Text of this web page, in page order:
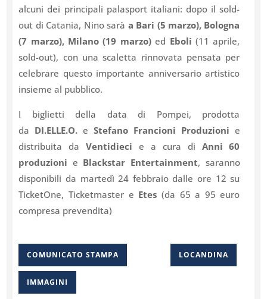
alcuni dei principali palasport italiani: dopo il sold-
out di Catania, Nino sarà a Bari (5 marzo), Bologna
(7 marzo), Milano (19 marzo)ed Eboli (11 aprile,
sold-out), con una scaletta rinnovata pensata per
celebrare questo importante anniversario artistico
insieme al pubblico.
I biglietti della data di Pompei, prodotta
da DI.ELLE.O. e Stefano Francioni Produzioni e
distribuita daVentidieci e a cura di Anni 60
produzioni e Blackstar Entertainment, saranno
disponibili da martedì 24 febbraio dalle ore 12 su
TicketOne, Ticketmaster e Etes (da 65 a 95 euro
compresa prevendita)
COMUNICATO STAMPA LOCANDINA
IMMAGINI